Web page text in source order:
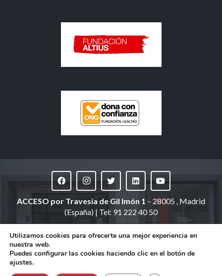
ACCESO por Travesía de Gil Imón 1 – 28005 , Madrid
(España) | Tel: 91 222 40 50
(domicilio social: Ronda de Segovia, 34 | Madrid)
©Fundación Altius España
reservados |Aviso legal|Política de privacidad|Política
Utilizamos cookies para ofrecerte una mejor experiencia en
nuestra web.
Puedes configurar las cookies haciendo clic en el botón de
ajustes.